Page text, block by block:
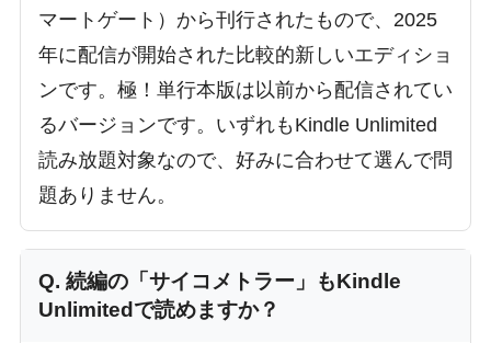
マートゲート）から刊行されたもので、2025
年に配信が開始された比較的新しいエディショ
ンです。極！単行本版は以前から配信されてい
るバージョンです。いずれもKindle Unlimited
読み放題対象なので、好みに合わせて選んで問
題ありません。
Q. 続編の「サイコメトラー」もKindle
Unlimitedで読めますか？